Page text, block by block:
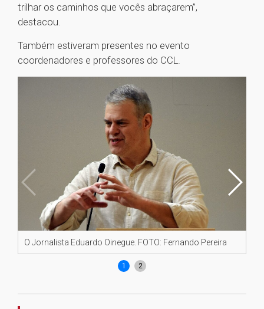
trilhar os caminhos que vocês abraçarem”,
destacou.
Também estiveram presentes no evento
coordenadores e professores do CCL.
O Jornalista Eduardo Oinegue. FOTO: Fernando Pereira
1 2